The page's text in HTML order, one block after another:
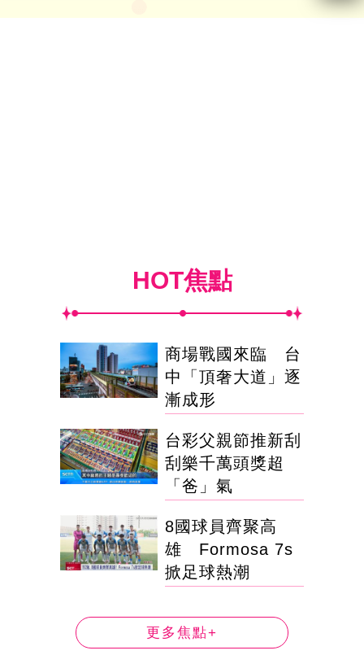
HOT焦點
商場戰國來臨 台
中「頂奢大道」逐
漸成形
台彩父親節推新刮
刮樂千萬頭獎超
「爸」氣
8國球員齊聚高
雄 Formosa 7s
掀足球熱潮
更多焦點+